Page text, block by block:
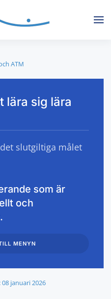
ATM
lära sig lära
slutgiltiga målet
som är
och
MENYN
januari 2026